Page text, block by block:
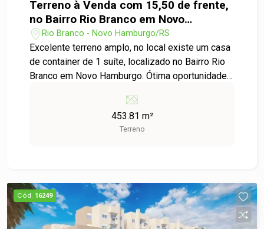
Terreno à Venda com 15,50 de frente,
no Bairro Rio Branco em Novo
Hamburgo
Rio Branco - Novo Hamburgo/RS
Excelente terreno amplo, no local existe um casa
de container de 1 suíte, localizado no Bairro Rio
Branco em Novo Hamburgo. Ótima oportunidade
região tranquila e com fácil acesso a BR116 e
principais comércios e serviços. Ideal para quem
busca espaço, valorização e boa localização.
453.81 m²
Terreno
Cód. 16249